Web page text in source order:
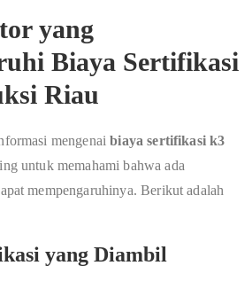
yang
Biaya Sertifikasi
Riau
mengenaibiaya sertifikasi k3
untuk memahami bahwa ada
mempengaruhinya. Berikut adalah
yang Diambil